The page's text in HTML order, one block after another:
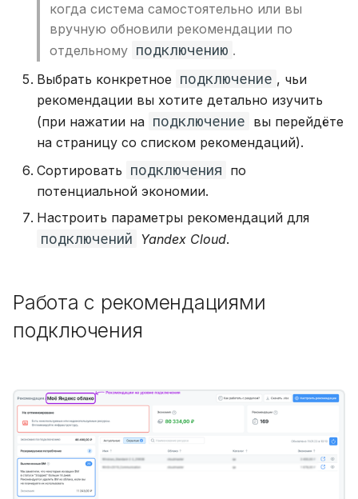
когда система самостоятельно или вы
вручную обновили рекомендации по
отдельному подключению .
Выбрать конкретное подключение , чьи
рекомендации вы хотите детально изучить
(при нажатии на подключение вы перейдёте
на страницу со списком рекомендаций).
Сортировать подключения по
потенциальной экономии.
Настроить параметры рекомендаций для
подключений Yandex Cloud.
Работа с рекомендациями
подключения